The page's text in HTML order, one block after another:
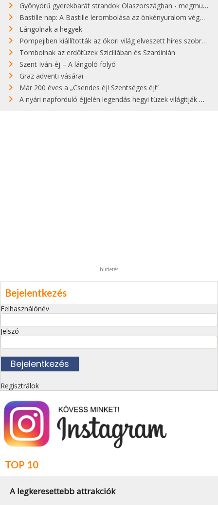
Gyönyörű gyerekbarát strandok Olaszországban - megmutatjuk a 15 legjobbat
Bastille nap: A Bastille lerombolása az önkényuralom végét jelentette
Lángolnak a hegyek
Pompejiben kiállították az ókori világ elveszett híres szobrának másolatát
Tombolnak az erdőtüzek Szicíliában és Szardínián
Szent Iván-éj – A lángoló folyó
Graz adventi vásárai
Már 200 éves a „Csendes éj! Szentséges éj!”
A nyári napforduló éjjelén legendás hegyi tüzek világítják meg Zugspitzét
hirdetés
Bejelentkezés
Felhasználónév
Jelszó
Regisztrálok
TOP 10
A legkeresettebb attrakciók